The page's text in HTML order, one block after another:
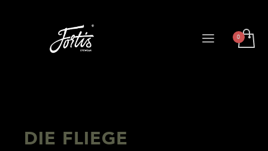
DIE FLIEGE